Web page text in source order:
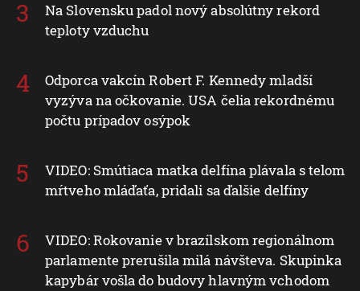
Na Slovensku padol nový absolútny rekord
teploty vzduchu
Odporca vakcín Robert F. Kennedy mladší
vyzýva na očkovanie. USA čelia rekordnému
počtu prípadov osýpok
VIDEO: Smútiaca matka delfína plávala s telom
mŕtveho mláďaťa, pridali sa ďalšie delfíny
VIDEO: Rokovanie v brazílskom regionálnom
parlamente prerušila milá návšteva. Skupinka
kapybár vošla do budovy hlavným vchodom